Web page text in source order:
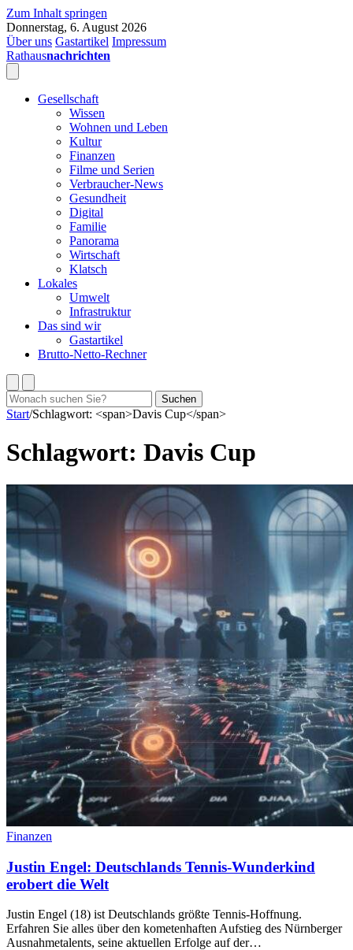
Zum Inhalt springen
Donnerstag, 6. August 2026
Über uns Gastartikel Impressum
Rathausnachrichten
Gesellschaft
Wissen
Wohnen und Leben
Kultur
Finanzen
Filme und Serien
Verbraucher-News
Gesundheit
Digital
Familie
Panorama
Wirtschaft
Klatsch
Lokales
Umwelt
Infrastruktur
Das sind wir
Gastartikel
Brutto-Netto-Rechner
Suchen
nach:
Suchen
Start/Schlagwort: <span>Davis Cup</span>
Schlagwort: Davis Cup
Finanzen
Justin Engel: Deutschlands Tennis-Wunderkind
erobert die Welt
Justin Engel (18) ist Deutschlands größte Tennis-Hoffnung.
Erfahren Sie alles über den kometenhaften Aufstieg des Nürnberger
Ausnahmetalents, seine aktuellen Erfolge auf der…